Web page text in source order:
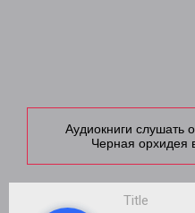
Аудиокниги слушать
Черная орхидея
Title